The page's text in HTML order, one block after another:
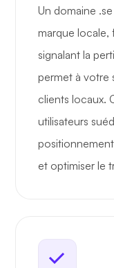
Un domaine
marque locale,
signalant la
permet à votre
clients locaux.
utilisateurs
et optimiser le